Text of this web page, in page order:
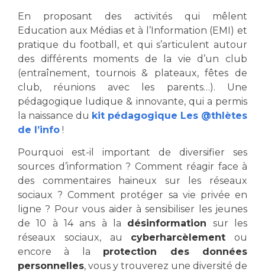
En proposant des activités qui mêlent
Education aux Médias et à l’Information (EMI) et
pratique du football, et qui s’articulent autour
des différents moments de la vie d’un club
(entraînement, tournois & plateaux, fêtes de
club, réunions avec les parents…). Une
pédagogique ludique & innovante, qui a permis
la naissance du kit pédagogique Les @thlètes
de l’info !
Pourquoi est-il important de diversifier ses
sources d’information ? Comment réagir face à
des commentaires haineux sur les réseaux
sociaux ? Comment protéger sa vie privée en
ligne ? Pour vous aider à sensibiliser les jeunes
de 10 à 14 ans à la désinformation sur les
réseaux sociaux, au cyberharcèlement ou
encore à la protection des données
personnelles, vous y trouverez une diversité de